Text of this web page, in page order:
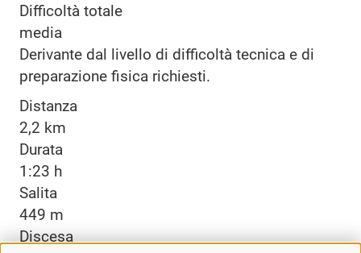
Difficoltà totale
media
Derivante dal livello di difficoltà tecnica e di
preparazione fisica richiesti.
Distanza
2,2 km
Durata
1:23 h
Salita
449 m
Discesa